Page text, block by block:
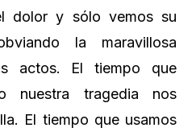
dolor y sólo vemos su
la maravillosa
actos. El tiempo que
nuestra tragedia nos
El tiempo que usamos